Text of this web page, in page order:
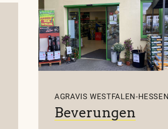
AGRAVIS WESTFALEN-
Beverungen